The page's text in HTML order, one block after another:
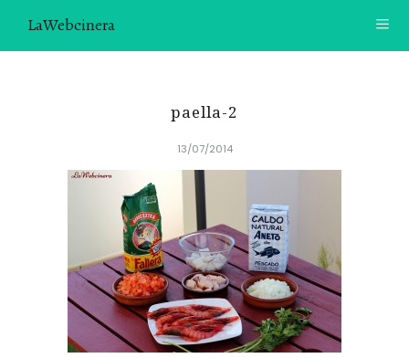
LaWebcinera
CONTACTO
¿TE GUSTARÍA UNIRTE A NUESTRA AVENTURA GASTRON
ÚNETE A LA NEWSLETTER
RECOMENDACIONES
paella-2
13/07/2014